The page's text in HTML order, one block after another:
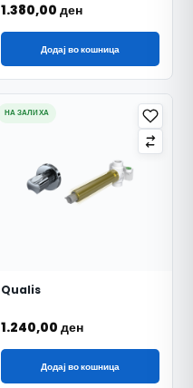
1.380,00 ден
Додај во кошница
НА ЗАЛИХА
Qualis
1.240,00 ден
Додај во кошница